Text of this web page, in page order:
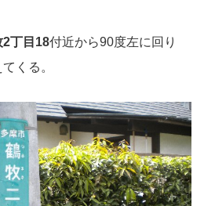
2丁目18付近から90度左に回り
くる。